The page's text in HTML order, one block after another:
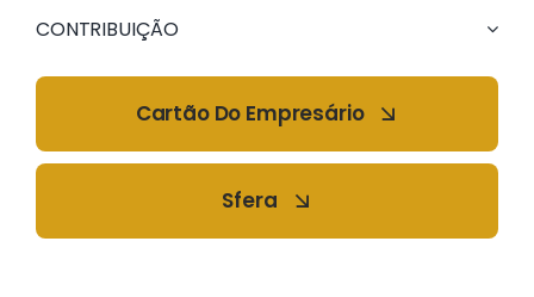
CONTRIBUIÇÃO
Cartão Do Empresário
Sfera